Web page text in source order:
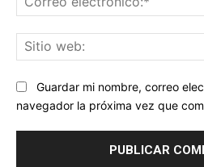
Guardar mi nombre, correo
navegador la próxima vez que